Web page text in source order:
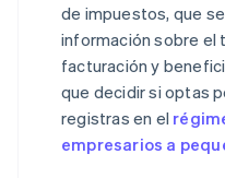
de impuestos, que
información sobre el
facturación y
que decidir si optas
registras en el
empresarios a